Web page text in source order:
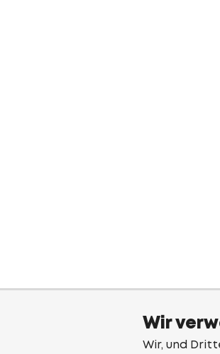
Wir
Wir, und